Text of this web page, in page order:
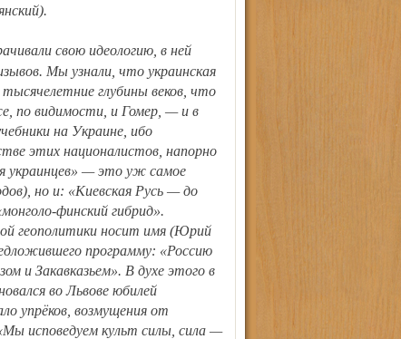
Мы узнали, что украинская
глубины веков, что
по видимости, и Гомер, — и в
на Украине, ибо
этих националистов, напорно
украинцев» — это уж самое
но и: «Киевская Русь — до
финский гибрид».
геополитики носит имя (Юрий
программу: «Россию
и Закавказьем». В духе этого в
во Львове юбилей
упрёков, возмущения от
исповедуем культ силы, сила —